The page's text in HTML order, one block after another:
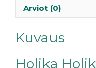
Arviot (0)
Kuvaus
Holika